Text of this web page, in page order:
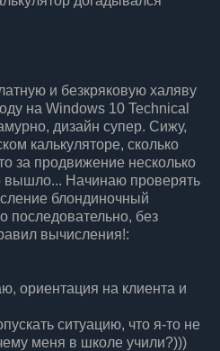
и безкряковую халяву
на Windows 10 Technical
дизайн супер. Сижу,
калькуляторе, сколько
за продвижение несколько
вышло... Начинаю проверять
блондиночный
последовательно, без
вычисления!:
ориентация на клиента и
ситуацию, что я-то не
меня в школе учили?)))